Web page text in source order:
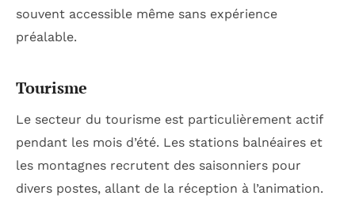
souvent accessible même sans expérience
préalable.
Tourisme
Le secteur du tourisme est particulièrement actif
pendant les mois d’été. Les stations balnéaires et
les montagnes recrutent des saisonniers pour
divers postes, allant de la réception à l’animation.